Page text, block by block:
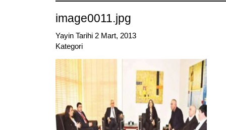
image0011.jpg
Yayin Tarihi 2 Mart, 2013
Kategori